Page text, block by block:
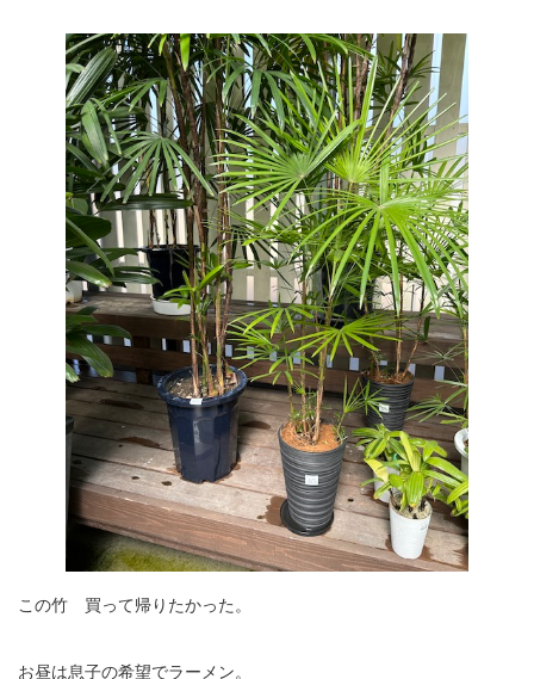
この竹 買って帰りたかった。
お昼は息子の希望でラーメン。